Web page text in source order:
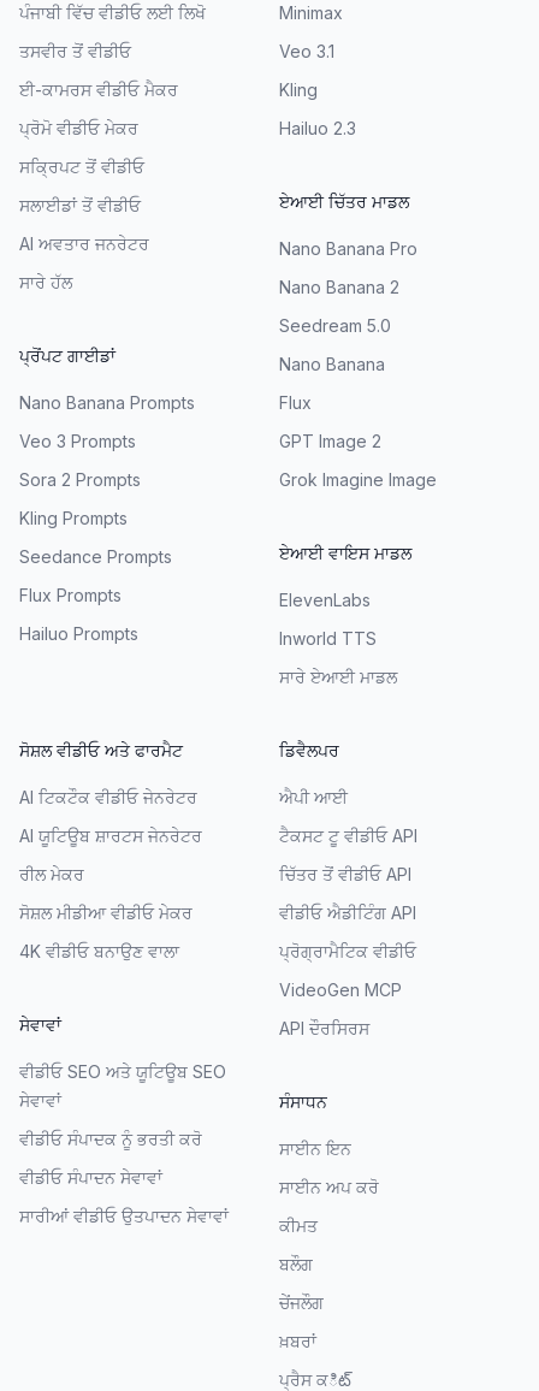
ਪੰਜਾਬੀ ਵਿੱਚ ਵੀਡੀਓ ਲਈ ਲਿਖੋ
ਤਸਵੀਰ ਤੋਂ ਵੀਡੀਓ
ਈ-ਕਾਮਰਸ ਵੀਡੀਓ ਮੈਕਰ
ਪ੍ਰੋਮੋ ਵੀਡੀਓ ਮੇਕਰ
ਸਕ੍ਰਿਪਟ ਤੋਂ ਵੀਡੀਓ
ਸਲਾਈਡਾਂ ਤੋਂ ਵੀਡੀਓ
AI ਅਵਤਾਰ ਜਨਰੇਟਰ
ਸਾਰੇ ਹੱਲ
ਪ੍ਰੋਂਪਟ ਗਾਈਡਾਂ
Nano Banana Prompts
Veo 3 Prompts
Sora 2 Prompts
Kling Prompts
Seedance Prompts
Flux Prompts
Hailuo Prompts
Minimax
Veo 3.1
Kling
Hailuo 2.3
ਏਆਈ ਚਿੱਤਰ ਮਾਡਲ
Nano Banana Pro
Nano Banana 2
Seedream 5.0
Nano Banana
Flux
GPT Image 2
Grok Imagine Image
ਏਆਈ ਵਾਇਸ ਮਾਡਲ
ElevenLabs
Inworld TTS
ਸਾਰੇ ਏਆਈ ਮਾਡਲ
ਸੋਸ਼ਲ ਵੀਡੀਓ ਅਤੇ ਫਾਰਮੈਟ
AI ਟਿਕਟੌਕ ਵੀਡੀਓ ਜੇਨਰੇਟਰ
AI ਯੂਟਿਊਬ ਸ਼ਾਰਟਸ ਜੇਨਰੇਟਰ
ਰੀਲ ਮੇਕਰ
ਸੋਸ਼ਲ ਮੀਡੀਆ ਵੀਡੀਓ ਮੇਕਰ
4K ਵੀਡੀਓ ਬਨਾਉਣ ਵਾਲਾ
ਸੇਵਾਵਾਂ
ਵੀਡੀਓ SEO ਅਤੇ ਯੂਟਿਊਬ SEO
ਸੇਵਾਵਾਂ
ਵੀਡੀਓ ਸੰਪਾਦਕ ਨੂੰ ਭਰਤੀ ਕਰੋ
ਵੀਡੀਓ ਸੰਪਾਦਨ ਸੇਵਾਵਾਂ
ਸਾਰੀਆਂ ਵੀਡੀਓ ਉਤਪਾਦਨ ਸੇਵਾਵਾਂ
ਡਿਵੈਲਪਰ
ਐਪੀ ਆਈ
ਟੈਕਸਟ ਟੂ ਵੀਡੀਓ API
ਚਿੱਤਰ ਤੋਂ ਵੀਡੀਓ API
ਵੀਡੀਓ ਐਡੀਟਿੰਗ API
ਪ੍ਰੋਗ੍ਰਾਮੈਟਿਕ ਵੀਡੀਓ
VideoGen MCP
API ਦੌਰਸਿਰਸ
ਸੰਸਾਧਨ
ਸਾਈਨ ਇਨ
ਸਾਈਨ ਅਪ ਕਰੋ
ਕੀਮਤ
ਬਲੌਗ
ਚੇਂਜਲੌਗ
ਖ਼ਬਰਾਂ
ਪ੍ਰੈਸ ਕిట్